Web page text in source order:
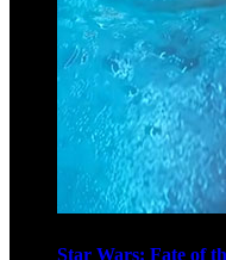
Star Wars: Fate of